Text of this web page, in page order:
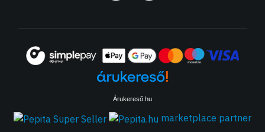
Árukereső.hu
marketplace partner